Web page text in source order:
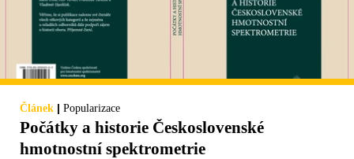
Článek | Popularizace
Počátky a historie Československé
hmotnostní spektrometrie